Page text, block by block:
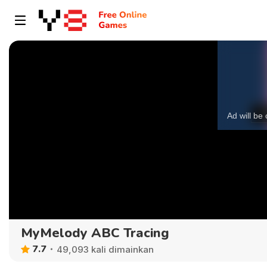
MyMelody ABC Tracing
7.7 49,093 kali dimainkan